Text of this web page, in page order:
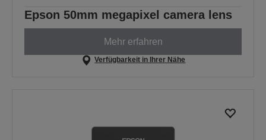
Epson 50mm megapixel camera lens
Mehr erfahren
Verfügbarkeit in Ihrer Nähe